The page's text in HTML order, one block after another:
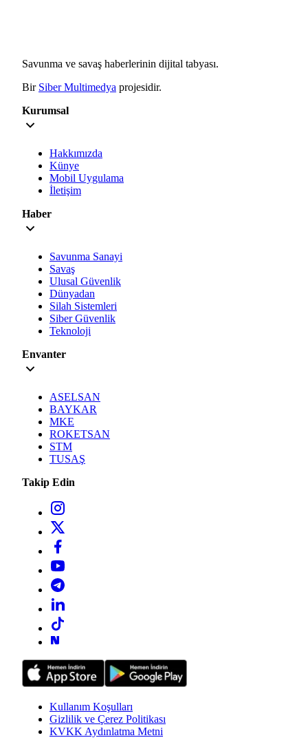
Savunma ve savaş haberlerinin dijital tabyası.
Bir Siber Multimedya projesidir.
Kurumsal
Hakkımızda
Künye
Mobil Uygulama
İletişim
Haber
Savunma Sanayi
Savaş
Ulusal Güvenlik
Dünyadan
Silah Sistemleri
Siber Güvenlik
Teknoloji
Envanter
ASELSAN
BAYKAR
MKE
ROKETSAN
STM
TUSAŞ
Takip Edin
Kullanım Koşulları
Gizlilik ve Çerez Politikası
KVKK Aydınlatma Metni